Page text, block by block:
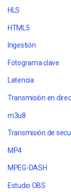
HLS
HTML5
Ingestión
Fotograma clave
Latencia
Transmisión en
m3u8
Transmisión de
MP4
MPEG-DASH
Estudio OBS